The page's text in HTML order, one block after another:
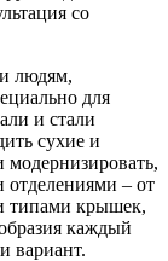
со
людям,
для
и стали
сухие и
модернизировать,
отделениями – от
типами крышек,
каждый
вариант.